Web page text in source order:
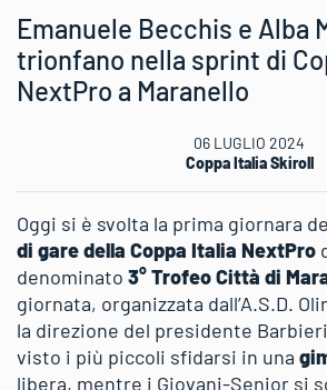
Emanuele Becchis e Alba
trionfano nella sprint di
NextPro a Maranello
06 LUGLIO 2024
Coppa Italia Skiroll
Oggi si è svolta la prima giornara
di gare della Coppa Italia NextPro
denominato 3° Trofeo Città di
giornata, organizzata dall’A.S.D.
la direzione del presidente
visto i più piccoli sfidarsi in una
libera, mentre i Giovani-Senior si